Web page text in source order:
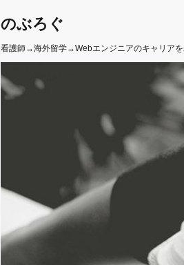
のぶろぐ
看護師→海外留学→Webエンジニアのキャリア